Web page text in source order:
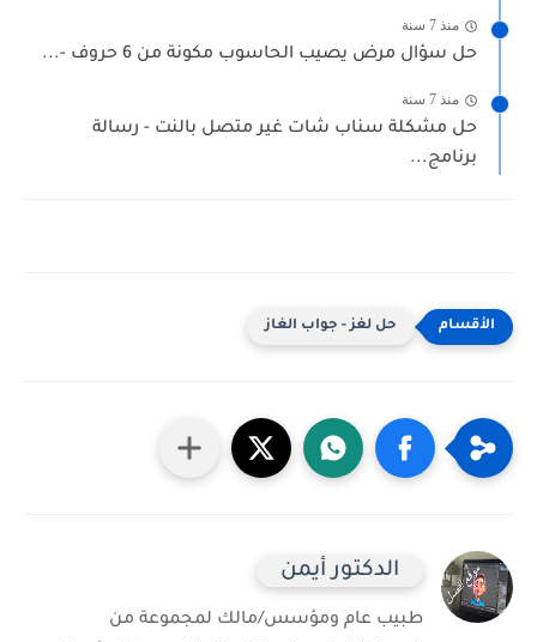
منذ 7 سنة
حل سؤال مرض يصيب الحاسوب مكونة من 6 حروف -...
منذ 7 سنة
حل مشكلة سناب شات غير متصل بالنت - رسالة
برنامج...
حل لغز - جواب الغاز
الدكتور أيمن
طبيب عام ومؤسس/مالك لمجموعة من